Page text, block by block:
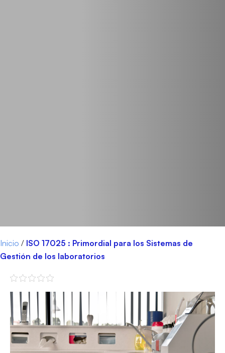
Inicio / ISO 17025 : Primordial para los Sistemas de
Gestión de los laboratorios